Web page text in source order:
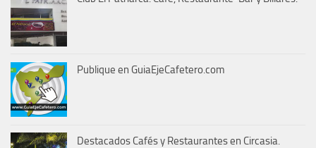
Publique en GuiaEjeCafetero.com
Destacados Cafés y Restaurantes en Circasia.